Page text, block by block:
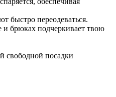
быстро переодеваться.
брюках подчеркивает твою
свободной посадки